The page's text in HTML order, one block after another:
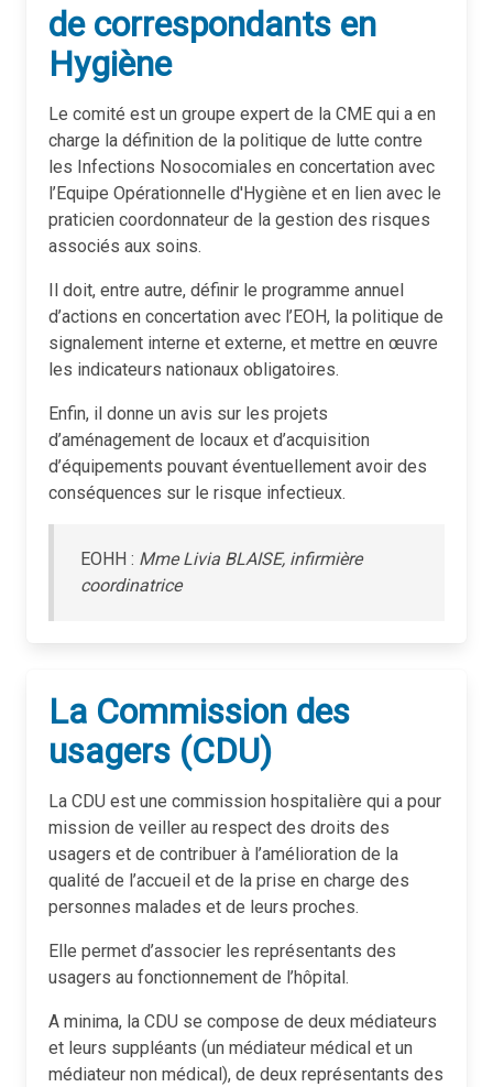
de correspondants en
Hygiène
Le comité est un groupe expert de la CME qui a en
charge la définition de la politique de lutte contre
les Infections Nosocomiales en concertation avec
l’Equipe Opérationnelle d'Hygiène et en lien avec le
praticien coordonnateur de la gestion des risques
associés aux soins.
Il doit, entre autre, définir le programme annuel
d’actions en concertation avec l’EOH, la politique de
signalement interne et externe, et mettre en œuvre
les indicateurs nationaux obligatoires.
Enfin, il donne un avis sur les projets
d’aménagement de locaux et d’acquisition
d’équipements pouvant éventuellement avoir des
conséquences sur le risque infectieux.
EOHH : Mme Livia BLAISE, infirmière
coordinatrice
La Commission des
usagers (CDU)
La CDU est une commission hospitalière qui a pour
mission de veiller au respect des droits des
usagers et de contribuer à l’amélioration de la
qualité de l’accueil et de la prise en charge des
personnes malades et de leurs proches.
Elle permet d’associer les représentants des
usagers au fonctionnement de l’hôpital.
A minima, la CDU se compose de deux médiateurs
et leurs suppléants (un médiateur médical et un
médiateur non médical), de deux représentants des